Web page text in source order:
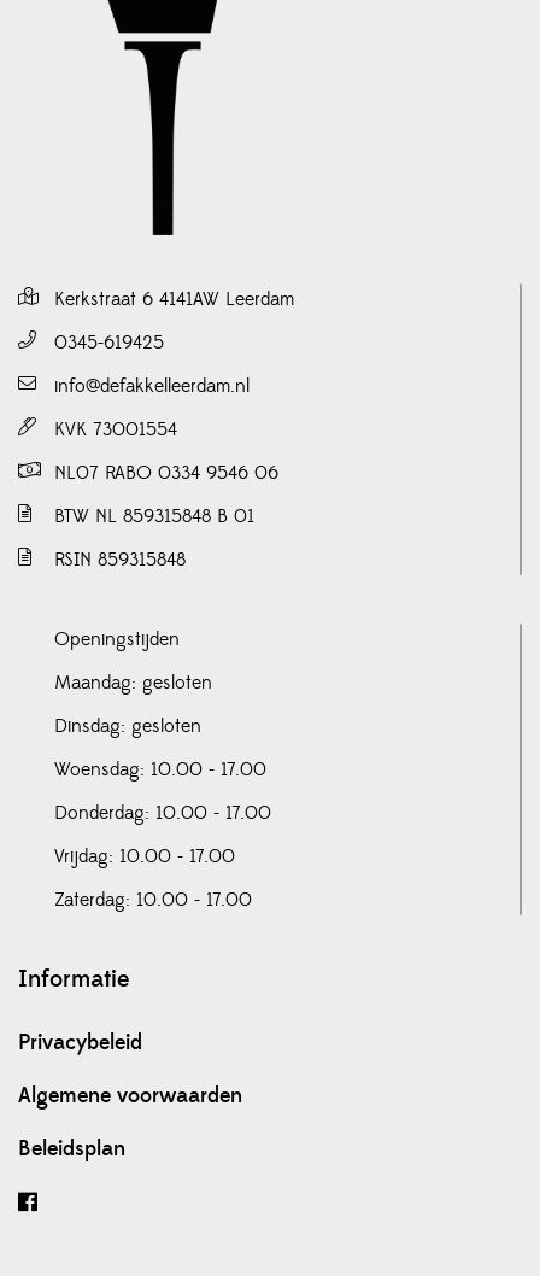
Kerkstraat 6 4141AW Leerdam
0345-619425
info@defakkelleerdam.nl
KVK 73001554
NL07 RABO 0334 9546 06
BTW NL 859315848 B 01
RSIN 859315848
Openingstijden
Maandag: gesloten
Dinsdag: gesloten
Woensdag: 10.00 - 17.00
Donderdag: 10.00 - 17.00
Vrijdag: 10.00 - 17.00
Zaterdag: 10.00 - 17.00
Informatie
Privacybeleid
Algemene voorwaarden
Beleidsplan